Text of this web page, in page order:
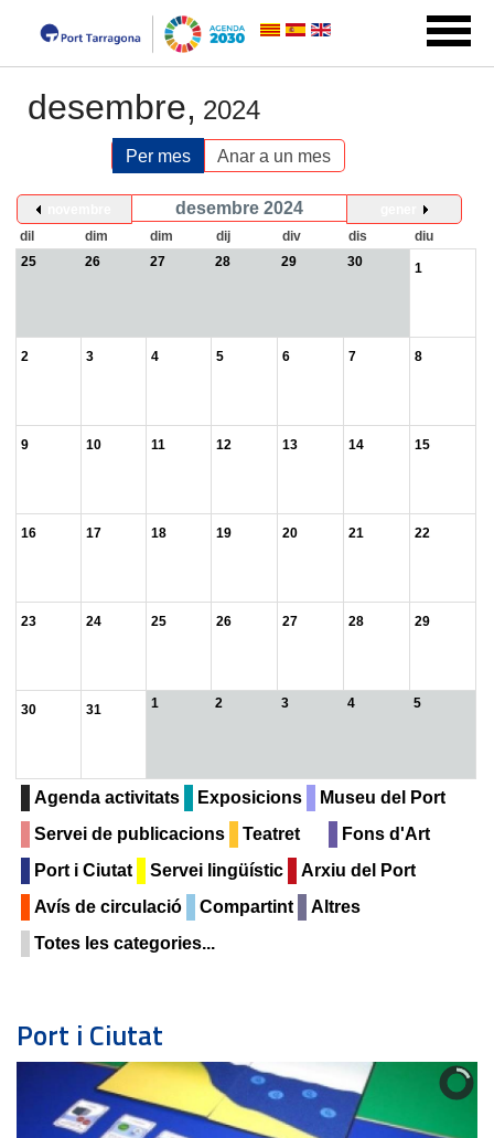
desembre, 2024
Per mes Anar a un mes
desembre 2024
dil
dim dim dij div dis
diu
25
26 27 28 29 30 1
2 3 4 5 6 7 8
9 10 11 12 13 14 15
16 17 18 19 20 21 22
23 24 25 26 27 28 29
30 31 1 2 3 4 5
Agenda activitats Exposicions
Museu del Port
Servei de publicacions
Teatret
Fons d'Art
Port i Ciutat
Servei lingüístic
Arxiu del Port
Avís de circulació
Compartint
Altres
Totes les categories...
Port i Ciutat